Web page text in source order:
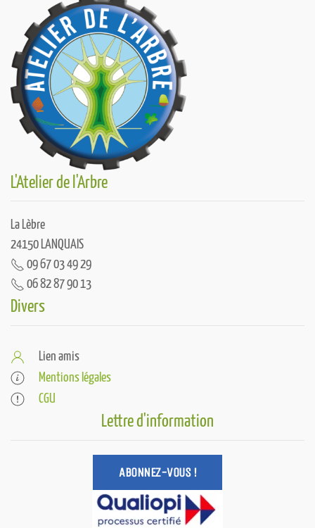
L'Atelier de l'Arbre
La Lèbre
24150 LANQUAIS
09 67 03 49 29
06 82 87 90 13
Divers
Lien amis
Mentions légales
CGU
Lettre d'information
ABONNEZ-VOUS !